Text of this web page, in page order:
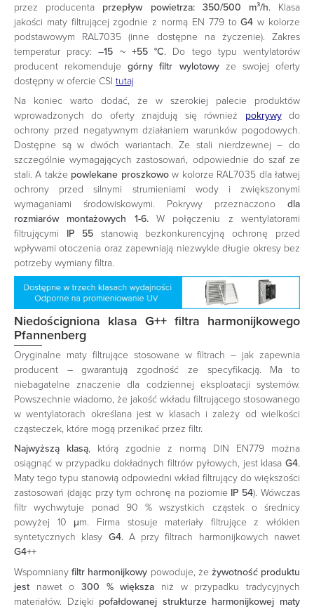
przez producenta przepływ powietrza: 350/500 m³/h.Klasa
jakości maty filtrującej zgodnie z normą EN 779 toG4 w kolorze
podstawowym RAL7035 (inne dostępne na życzenie). Zakres
temperatur pracy: –15 ~ +55 °C. Do tego typu wentylatorów
producent rekomendujegórny filtr wylotowyze swojej oferty
dostępny w ofercie CSI tutaj
Na koniec warto dodać, że w szerokiej palecie produktów
wprowadzonych do oferty znajdują się również pokrywydo
ochrony przed negatywnym działaniem warunków pogodowych.
Dostępne są w dwóch wariantach. Ze stali nierdzewnej – do
szczególnie wymagających zastosowań, odpowiednie do szaf ze
stali. A także powlekane proszkowow kolorze RAL7035 dla łatwej
ochrony przed silnymi strumieniami wody i zwiększonymi
wymaganiami środowiskowymi. Pokrywy przeznaczono dla
rozmiarów montażowych 1-6.
W połączeniu z wentylatorami
filtrującymi IP 55stanowią bezkonkurencyjną ochronę przed
wpływami otoczenia oraz zapewniają niezwykle długie okresy bez
potrzeby wymiany filtra.
Niedościgniona klasa G++ filtra harmonijkowego
Pfannenberg
Oryginalne maty filtrujące stosowane w filtrach – jak zapewnia
producent – gwarantują zgodność ze specyfikacją. Ma to
niebagatelne znaczenie dla codziennej eksploatacji systemów.
Powszechnie wiadomo, że jakość wkładu filtrującego stosowanego
w wentylatorach określana jest w klasach i zależy od wielkości
cząsteczek, które mogą przenikać przez filtr.
Najwyższą klasą, którą zgodnie z normą DIN EN779 można
osiągnąć w przypadku dokładnych filtrów pyłowych, jest klasa G4.
Maty tego typu stanowią odpowiedni wkład filtrujący do większości
zastosowań (dając przy tym ochronę na poziomie IP 54). Wówczas
filtr wychwytuje ponad 90 % wszystkich cząstek o średnicy
powyżej 10 μm. Firma stosuje materiały filtrujące z włókien
syntetycznych klasy G4. Aprzy filtrach harmonijkowych nawet
G4++
Wspomnianyfiltr harmonijkowy powoduje, że żywotność produktu
jest nawet o 300 % większa niż w przypadku tradycyjnych
materiałów. Dzięki pofałdowanej strukturze harmonijkowej maty